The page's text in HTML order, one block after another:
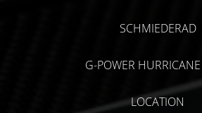
SCHMIEDERAD
G-POWER
LOCATION